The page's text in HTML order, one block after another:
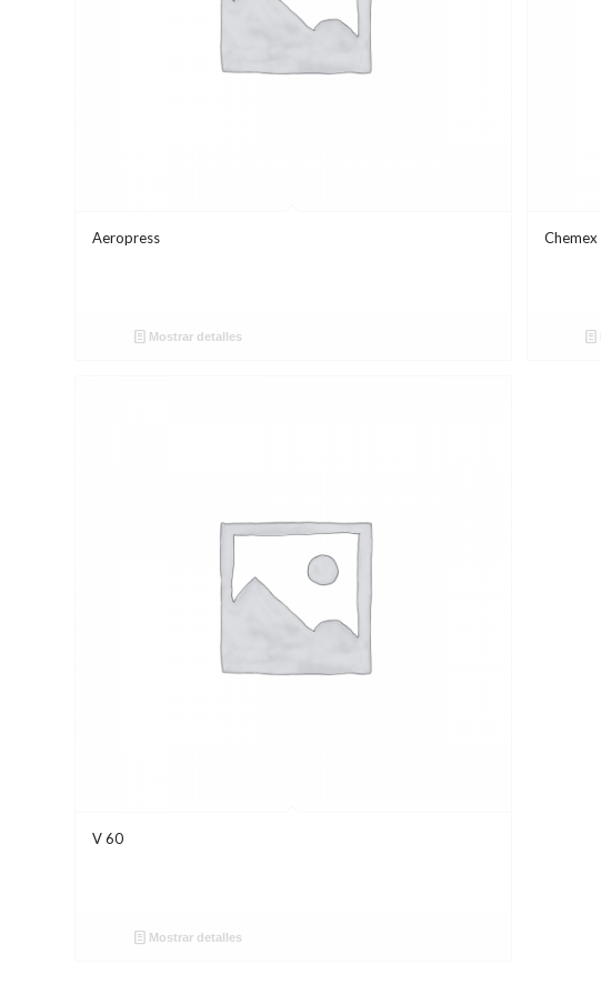
Aeropress
Mostrar detalles
Chemex
V 60
Mostrar detalles